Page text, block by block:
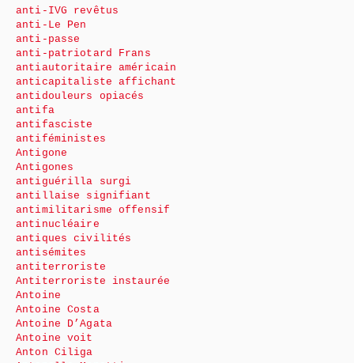
anti-IVG revêtus
anti-Le Pen
anti-passe
anti-patriotard Frans
antiautoritaire américain
anticapitaliste affichant
antidouleurs opiacés
antifa
antifasciste
antiféministes
Antigone
Antigones
antiguérilla surgi
antillaise signifiant
antimilitarisme offensif
antinucléaire
antiques civilités
antisémites
antiterroriste
Antiterroriste instaurée
Antoine
Antoine Costa
Antoine D’Agata
Antoine voit
Anton Ciliga